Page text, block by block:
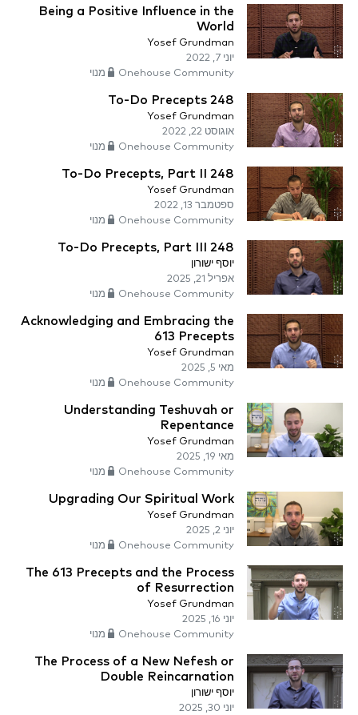
Being a Positive Influence in the
World
Yosef Grundman
יוני 7, 2022
Onehouse Community מנוי
248 To-Do Precepts
Yosef Grundman
אוגוסט 22, 2022
Onehouse Community מנוי
248 To-Do Precepts, Part II
Yosef Grundman
ספטמבר 13, 2022
Onehouse Community מנוי
248 To-Do Precepts, Part III
יוסף ישורון
אפריל 21, 2025
Onehouse Community מנוי
Acknowledging and Embracing the
613 Precepts
Yosef Grundman
מאי 5, 2025
Onehouse Community מנוי
Understanding Teshuvah or
Repentance
Yosef Grundman
מאי 19, 2025
Onehouse Community מנוי
Upgrading Our Spiritual Work
Yosef Grundman
יוני 2, 2025
Onehouse Community מנוי
The 613 Precepts and the Process
of Resurrection
Yosef Grundman
יוני 16, 2025
Onehouse Community מנוי
The Process of a New Nefesh or
Double Reincarnation
יוסף ישורון
יוני 30, 2025